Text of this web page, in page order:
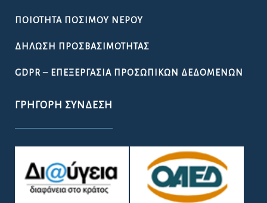
ΠΟΙΌΤΗΤΑ ΠΌΣΙΜΟΥ ΝΕΡΟΎ
ΔΉΛΩΣΗ ΠΡΟΣΒΑΣΙΜΌΤΗΤΑΣ
GDPR – ΕΠΕΞΕΡΓΑΣΙΑ ΠΡΟΣΩΠΙΚΩΝ ΔΕΔΟΜΕΝΩΝ
ΓΡΉΓΟΡΗ ΣΎΝΔΕΣΗ